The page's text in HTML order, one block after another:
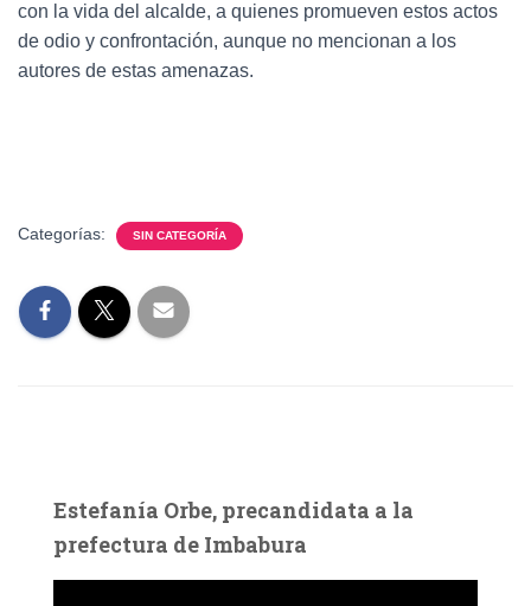
con la vida del alcalde, a quienes promueven estos actos
de odio y confrontación, aunque no mencionan a los
autores de estas amenazas.
Categorías: SIN CATEGORÍA
Estefanía Orbe, precandidata a la
prefectura de Imbabura